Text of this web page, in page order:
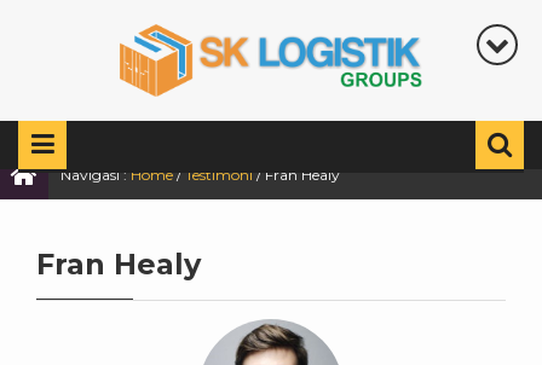
Navigasi : Home / Testimoni / Fran Healy
Fran Healy